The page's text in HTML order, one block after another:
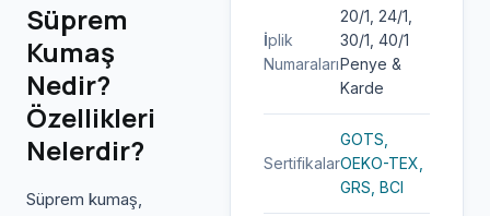
Süprem
Kumaş
Nedir?
Özellikleri
Nelerdir?
Süprem kumaş,
İplik
Numaraları
20/1, 24/1,
30/1, 40/1
Penye &
Karde
Sertifikalar
GOTS,
OEKO-TEX,
GRS, BCI